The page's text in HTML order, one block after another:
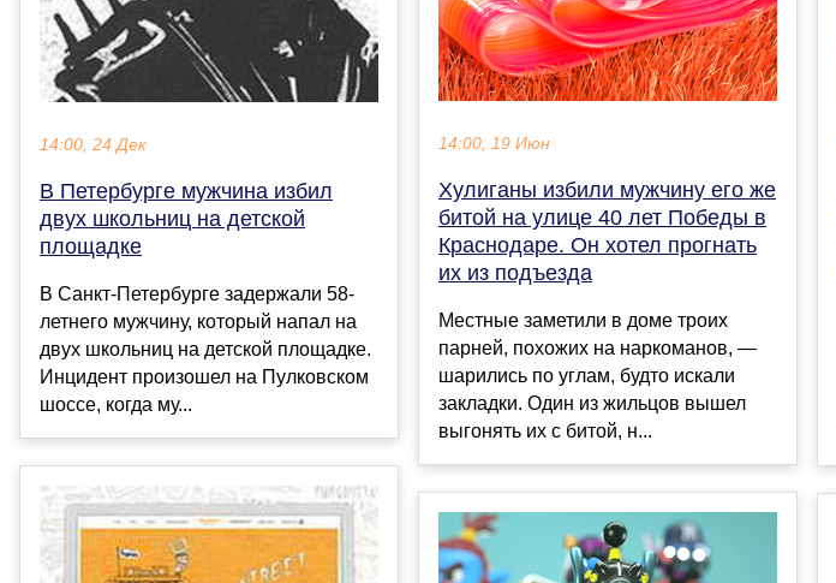
14:00, 24 Дек
В Петербурге мужчина избил
двух школьниц на детской
площадке
В Санкт-Петербурге задержали 58-
летнего мужчину, который напал на
двух школьниц на детской площадке.
Инцидент произошел на Пулковском
шоссе, когда му...
14:00, 19 Июн
Хулиганы избили мужчину его же
битой на улице 40 лет Победы в
Краснодаре. Он хотел прогнать
их из подъезда
Местные заметили в доме троих
парней, похожих на наркоманов, —
шарились по углам, будто искали
закладки. Один из жильцов вышел
выгонять их с битой, н...